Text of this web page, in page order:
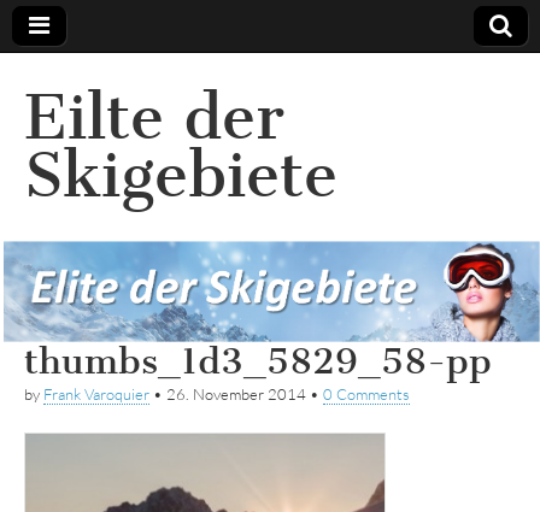
Eilte der
Skigebiete
thumbs_1d3_5829_58-pp
by Frank Varoquier • 26. November 2014 • 0 Comments